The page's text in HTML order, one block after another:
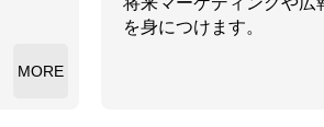
MORE
を身につけます。